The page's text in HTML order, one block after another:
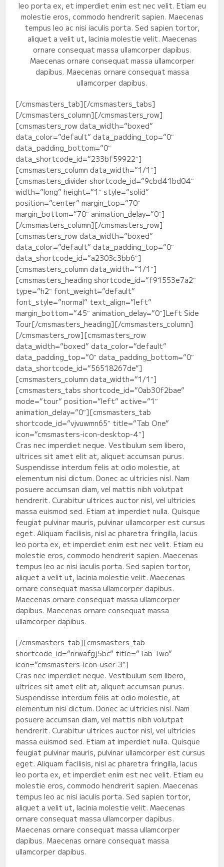
leo porta ex, et imperdiet enim est nec velit. Etiam eu
molestie eros, commodo hendrerit sapien. Maecenas
tempus leo ac nisi iaculis porta. Sed sapien tortor,
aliquet a velit ut, lacinia molestie velit. Maecenas
ornare consequat massa ullamcorper dapibus.
Maecenas ornare consequat massa ullamcorper
dapibus. Maecenas ornare consequat massa
ullamcorper dapibus.
[/cmsmasters_tab][/cmsmasters_tabs]
[/cmsmasters_column][/cmsmasters_row]
[cmsmasters_row data_width=”boxed”
data_color=”default” data_padding_top=”0″
data_padding_bottom=”0″
data_shortcode_id=”233bf59922″]
[cmsmasters_column data_width=”1/1″]
[cmsmasters_divider shortcode_id=”9cbd41bd04″
width=”long” height=”1″ style=”solid”
position=”center” margin_top=”70″
margin_bottom=”70″ animation_delay=”0″]
[/cmsmasters_column][/cmsmasters_row]
[cmsmasters_row data_width=”boxed”
data_color=”default” data_padding_top=”0″
data_shortcode_id=”a2303c3bb6″]
[cmsmasters_column data_width=”1/1″]
[cmsmasters_heading shortcode_id=”f91553e7a2″
type=”h2″ font_weight=”default”
font_style=”normal” text_align=”left”
margin_bottom=”45″ animation_delay=”0″]Left Side
Tour[/cmsmasters_heading][/cmsmasters_column]
[/cmsmasters_row][cmsmasters_row
data_width=”boxed” data_color=”default”
data_padding_top=”0″ data_padding_bottom=”0″
data_shortcode_id=”56518267de”]
[cmsmasters_column data_width=”1/1″]
[cmsmasters_tabs shortcode_id=”0ab30f2bae”
mode=”tour” position=”left” active=”1″
animation_delay=”0″][cmsmasters_tab
shortcode_id=”vjvuwmn65″ title=”Tab One”
icon=”cmsmasters-icon-desktop-4″]
Cras nec imperdiet neque. Vestibulum sem libero,
ultrices sit amet elit at, aliquet accumsan purus.
Suspendisse interdum felis at odio molestie, at
elementum nisi dictum. Donec ac ultricies nisl. Nam
posuere accumsan diam, vel mattis nibh volutpat
hendrerit. Curabitur ultrices auctor nisl, vel ultricies
massa euismod sed. Etiam at imperdiet nulla. Quisque
feugiat pulvinar mauris, pulvinar ullamcorper est cursus
eget. Aliquam facilisis, nisl ac pharetra fringilla, lacus
leo porta ex, et imperdiet enim est nec velit. Etiam eu
molestie eros, commodo hendrerit sapien. Maecenas
tempus leo ac nisi iaculis porta. Sed sapien tortor,
aliquet a velit ut, lacinia molestie velit. Maecenas
ornare consequat massa ullamcorper dapibus.
Maecenas ornare consequat massa ullamcorper
dapibus. Maecenas ornare consequat massa
ullamcorper dapibus.
[/cmsmasters_tab][cmsmasters_tab
shortcode_id=”nrwafgj5bc” title=”Tab Two”
icon=”cmsmasters-icon-user-3″]
Cras nec imperdiet neque. Vestibulum sem libero,
ultrices sit amet elit at, aliquet accumsan purus.
Suspendisse interdum felis at odio molestie, at
elementum nisi dictum. Donec ac ultricies nisl. Nam
posuere accumsan diam, vel mattis nibh volutpat
hendrerit. Curabitur ultrices auctor nisl, vel ultricies
massa euismod sed. Etiam at imperdiet nulla. Quisque
feugiat pulvinar mauris, pulvinar ullamcorper est cursus
eget. Aliquam facilisis, nisl ac pharetra fringilla, lacus
leo porta ex, et imperdiet enim est nec velit. Etiam eu
molestie eros, commodo hendrerit sapien. Maecenas
tempus leo ac nisi iaculis porta. Sed sapien tortor,
aliquet a velit ut, lacinia molestie velit. Maecenas
ornare consequat massa ullamcorper dapibus.
Maecenas ornare consequat massa ullamcorper
dapibus. Maecenas ornare consequat massa
ullamcorper dapibus.